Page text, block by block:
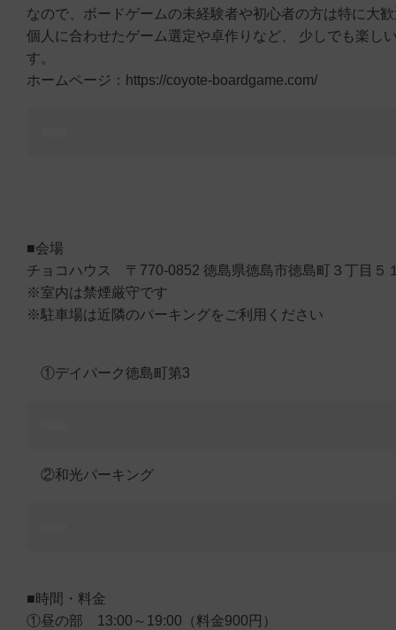
なので、ボードゲームの未経験者や初心者の方は特に大
個人に合わせたゲーム選定や卓作りなど、 少しでも楽し
す。
ホームページ：https://coyote-boardgame.com/
■会場
チョコハウス 〒770-0852 徳島県徳島市徳島町３丁目５
※室内は禁煙厳守です
※駐車場は近隣のパーキングをご利用ください
①デイパーク徳島町第3
②和光パーキング
■時間・料金
①昼の部 13:00～19:00（料金900円）